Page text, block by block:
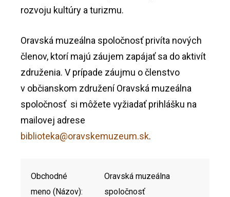
rozvoju kultúry a turizmu.
Oravská muzeálna spoločnosť privíta nových
členov, ktorí majú záujem zapájať sa do aktivít
združenia. V prípade záujmu o členstvo
v občianskom združení Oravská muzeálna
spoločnosť si môžete vyžiadať prihlášku na
mailovej adrese
biblioteka@oravskemuzeum.sk.
Obchodné
meno (Názov):
Oravská muzeálna
spoločnosť